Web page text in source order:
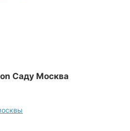
Саду Москва